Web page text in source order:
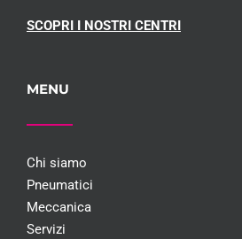
SCOPRI I NOSTRI CENTRI
MENU
Chi siamo
Pneumatici
Meccanica
Servizi